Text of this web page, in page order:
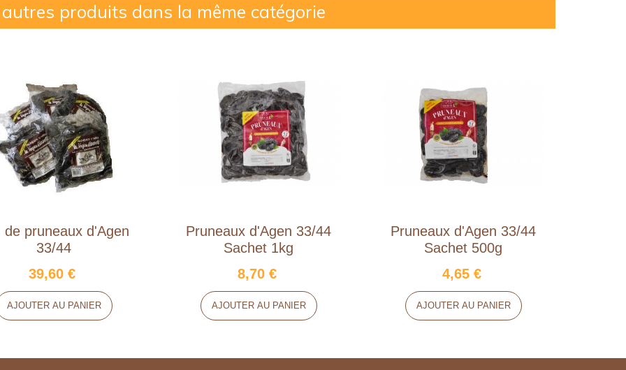
produits dans la même catégorie
de pruneaux d'Agen
33/44
39,60 €
AJOUTER AU PANIER
Pruneaux d'Agen 33/44
Sachet 1kg
8,70 €
AJOUTER AU PANIER
Pruneaux d'Agen 33/44
Sachet 500g
4,65 €
AJOUTER AU PANIER